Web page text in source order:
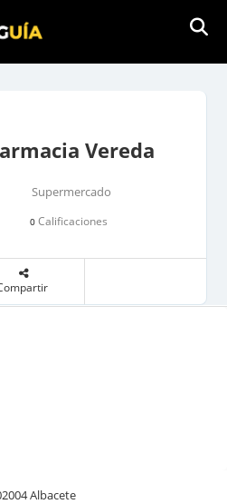
Vereda
Supermercado
0Calificaciones
Albacete